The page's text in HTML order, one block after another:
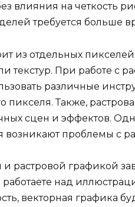
влияния на четкость
требуется больше
из отдельных
текстур. При работе с
различные
пикселя. Также,
сцен и эффектов.
возникают проблемы с
растровой графикой
над
векторная графика